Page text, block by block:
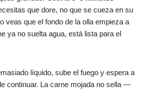
que dore, no que se cueza en su
veas que el fondo de la olla empieza a
ya no suelta agua, está lista para el
líquido, sube el fuego y espera a
continuar. La carne mojada no sella —